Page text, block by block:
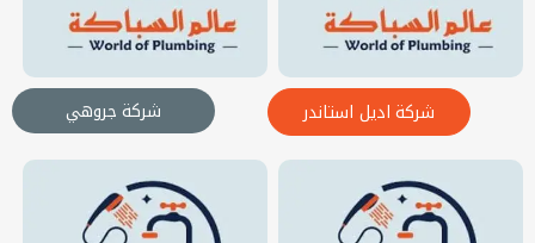
شركة اديل استاندر شركة جروهي